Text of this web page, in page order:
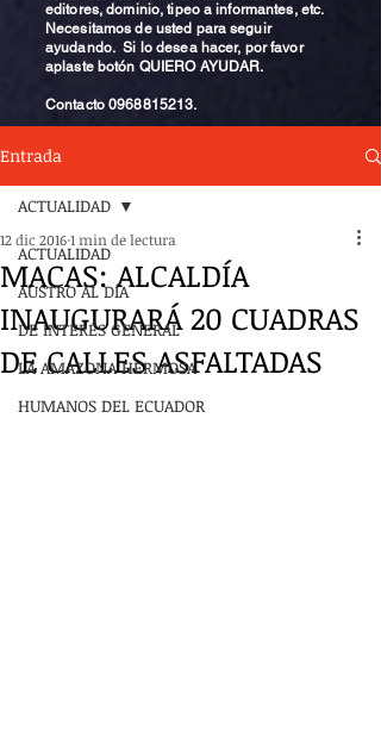
editores, dominio, tipeo a informantes, etc.
Necesitamos de usted para seguir
ayudando. Si lo desea hacer, por favor
aplaste botón QUIERO AYUDAR.
Contacto0968815213.
Entrada
ACTUALIDAD
AUSTRO AL DÍA
DE INTERÉS GENERAL
LA AMAZONA HERMOSA
HUMANOS DEL ECUADOR
ACTUALIDAD
MACAS: ALCALDÍA
INAUGURARÁ 20 CUADRAS
DE CALLES ASFALTADAS
12 dic 20161 min de lectura